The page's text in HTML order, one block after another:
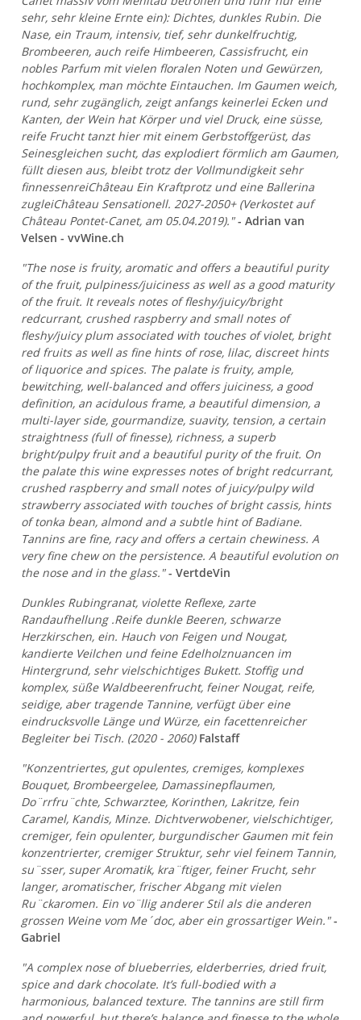
sehr, sehr kleine Ernte ein): Dichtes, dunkles Rubin. Die
Nase, ein Traum, intensiv, tief, sehr dunkelfruchtig,
Brombeeren, auch reife Himbeeren, Cassisfrucht, ein
nobles Parfum mit vielen floralen Noten und Gewürzen,
hochkomplex, man möchte Eintauchen. Im Gaumen weich,
rund, sehr zugänglich, zeigt anfangs keinerlei Ecken und
Kanten, der Wein hat Körper und viel Druck, eine süsse,
reife Frucht tanzt hier mit einem Gerbstoffgerüst, das
Seinesgleichen sucht, das explodiert förmlich am Gaumen,
füllt diesen aus, bleibt trotz der Vollmundigkeit sehr
finnessenreiChâteau Ein Kraftprotz und eine Ballerina
zugleiChâteau Sensationell. 2027-2050+ (Verkostet auf
Château Pontet-Canet, am 05.04.2019)." - Adrian van
Velsen - vvWine.ch
"The nose is fruity, aromatic and offers a beautiful purity
of the fruit, pulpiness/juiciness as well as a good maturity
of the fruit. It reveals notes of fleshy/juicy/bright
redcurrant, crushed raspberry and small notes of
fleshy/juicy plum associated with touches of violet, bright
red fruits as well as fine hints of rose, lilac, discreet hints
of liquorice and spices. The palate is fruity, ample,
bewitching, well-balanced and offers juiciness, a good
definition, an acidulous frame, a beautiful dimension, a
multi-layer side, gourmandize, suavity, tension, a certain
straightness (full of finesse), richness, a superb
bright/pulpy fruit and a beautiful purity of the fruit. On
the palate this wine expresses notes of bright redcurrant,
crushed raspberry and small notes of juicy/pulpy wild
strawberry associated with touches of bright cassis, hints
of tonka bean, almond and a subtle hint of Badiane.
Tannins are fine, racy and offers a certain chewiness. A
very fine chew on the persistence. A beautiful evolution on
the nose and in the glass." - VertdeVin
Dunkles Rubingranat, violette Reflexe, zarte
Randaufhellung .Reife dunkle Beeren, schwarze
Herzkirschen, ein. Hauch von Feigen und Nougat,
kandierte Veilchen und feine Edelholznuancen im
Hintergrund, sehr vielschichtiges Bukett. Stoffig und
komplex, süße Waldbeerenfrucht, feiner Nougat, reife,
seidige, aber tragende Tannine, verfügt über eine
eindrucksvolle Länge und Würze, ein facettenreicher
Begleiter bei Tisch. (2020 - 2060) Falstaff
"Konzentriertes, gut opulentes, cremiges, komplexes
Bouquet, Brombeergelee, Damassinepflaumen,
Do¨rrfru¨chte, Schwarztee, Korinthen, Lakritze, fein
Caramel, Kandis, Minze. Dichtverwobener, vielschichtiger,
cremiger, fein opulenter, burgundischer Gaumen mit fein
konzentrierter, cremiger Struktur, sehr viel feinem Tannin,
su¨sser, super Aromatik, kra¨ftiger, feiner Frucht, sehr
langer, aromatischer, frischer Abgang mit vielen
Ru¨ckaromen. Ein vo¨llig anderer Stil als die anderen
grossen Weine vom Me´doc, aber ein grossartiger Wein."-
Gabriel
"A complex nose of blueberries, elderberries, dried fruit,
spice and dark chocolate. It’s full-bodied with a
harmonious, balanced texture. The tannins are still firm